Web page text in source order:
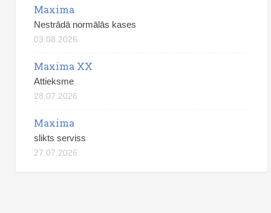
Maxima
Nestrādā normālās kases
03.08.2026
Maxima XX
Attieksme
28.07.2026
Maxima
slikts serviss
27.07.2026